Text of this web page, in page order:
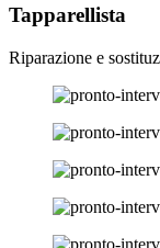
Tapparellista
Riparazione e